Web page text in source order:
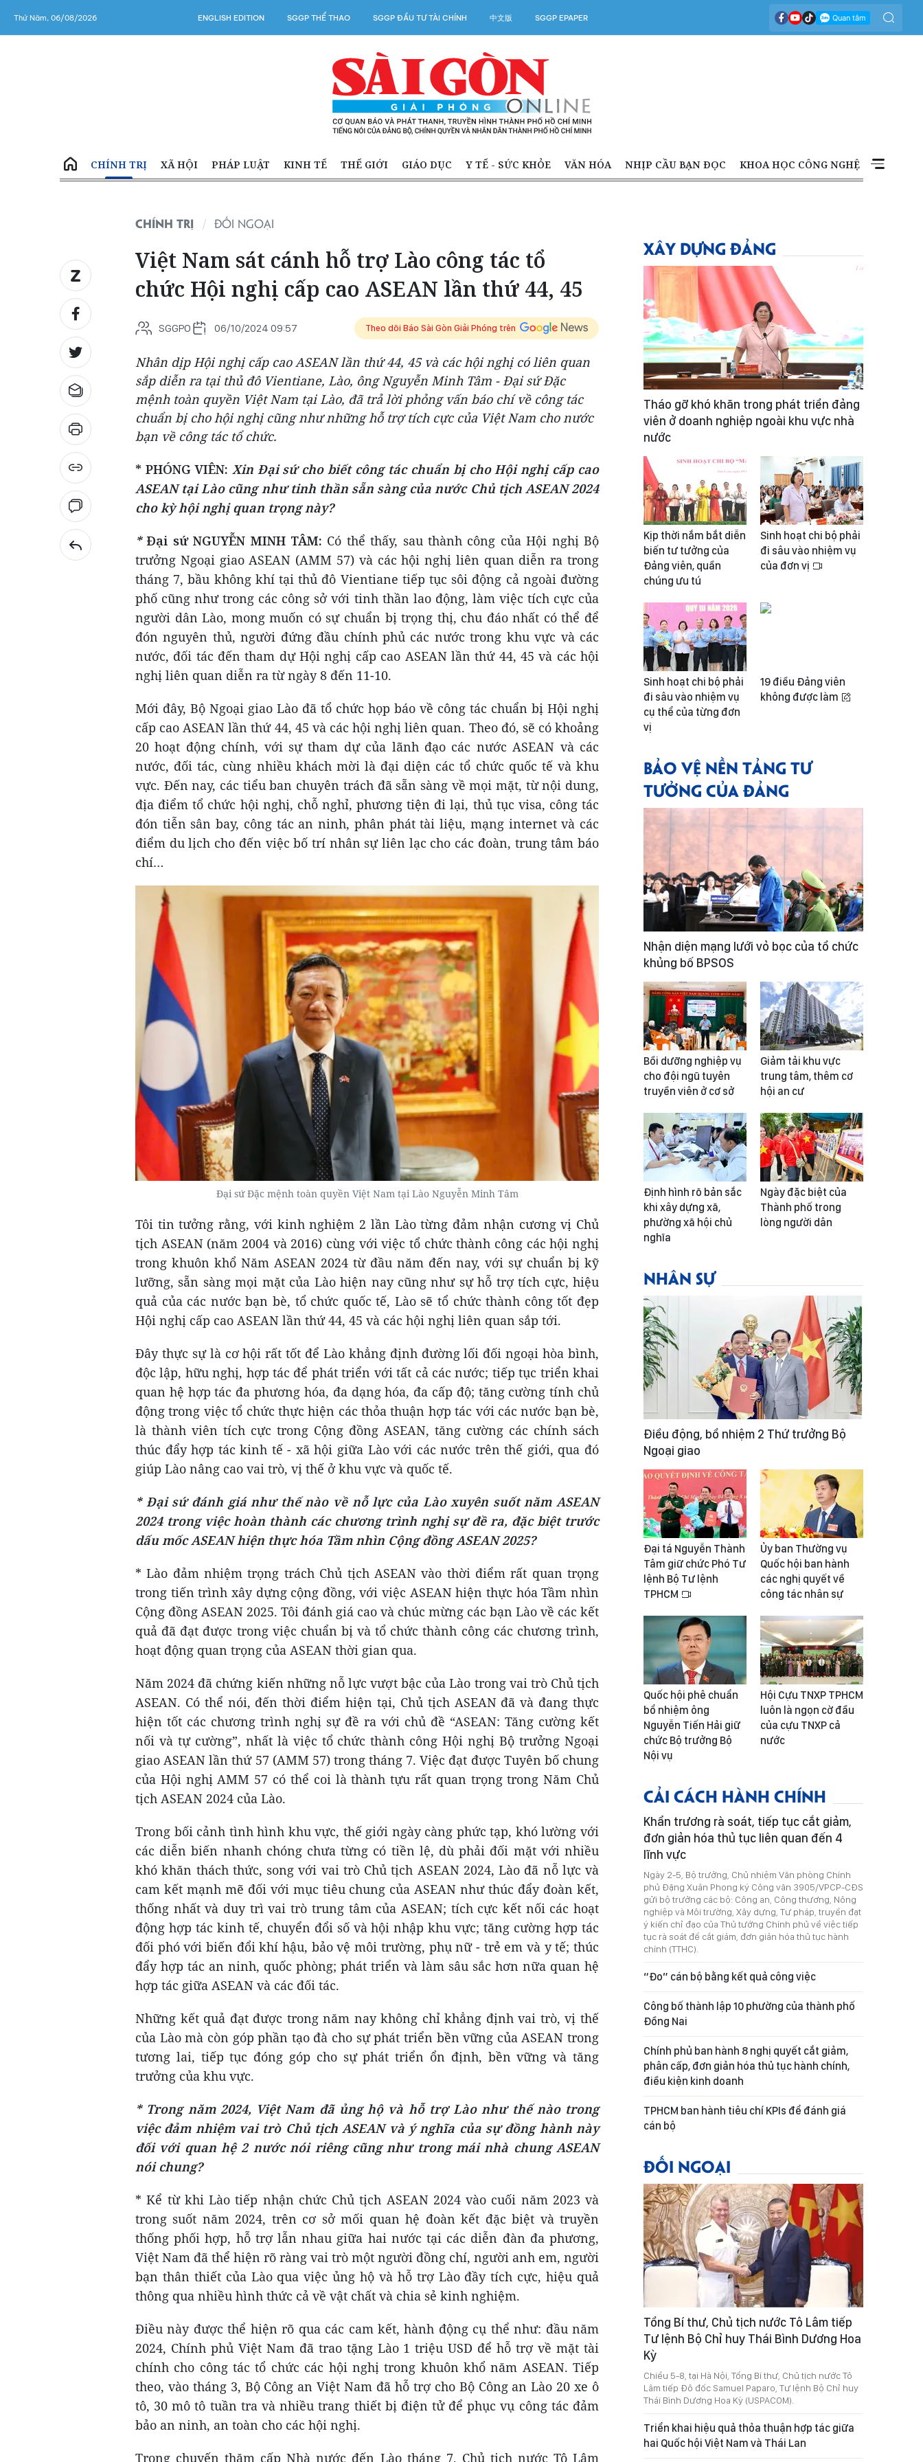
Thứ Năm, 06/08/2026 ENGLISH EDITION SGGP THỂ THAO SGGP ĐẦU TƯ TÀI CHÍNH 中文版 SGGP EPAPER
CHÍNH TRỊ XÃ HỘI PHÁP LUẬT KINH TẾ THẾ GIỚI GIÁO DỤC Y TẾ - SỨC KHỎE VĂN HÓA NHỊP CẦU BẠN ĐỌC KHOA HỌC CÔNG NGHỆ
CHÍNH TRỊ ĐỐI NGOẠI
Việt Nam sát cánh hỗ trợ Lào công tác tổ
chức Hội nghị cấp cao ASEAN lần thứ 44, 45
SGGPO 06/10/2024 09:57 Theo dõi Báo Sài Gòn Giải Phóng trên
Nhân dịp Hội nghị cấp cao ASEAN lần thứ 44, 45 và các hội nghị có liên quan
sắp diễn ra tại thủ đô Vientiane, Lào, ông Nguyễn Minh Tâm - Đại sứ Đặc
mệnh toàn quyền Việt Nam tại Lào, đã trả lời phỏng vấn báo chí về công tác
chuẩn bị cho hội nghị cũng như những hỗ trợ tích cực của Việt Nam cho nước
bạn về công tác tổ chức.
* PHÓNG VIÊN: Xin Đại sứ cho biết công tác chuẩn bị cho Hội nghị cấp cao
ASEAN tại Lào cũng như tinh thần sẵn sàng của nước Chủ tịch ASEAN 2024
cho kỳ hội nghị quan trọng này?
*Đại sứ NGUYỄN MINH TÂM: Có thể thấy, sau thành công của Hội nghị Bộ
trưởng Ngoại giao ASEAN (AMM 57) và các hội nghị liên quan diễn ra trong
tháng 7, bầu không khí tại thủ đô Vientiane tiếp tục sôi động cả ngoài đường
phố cũng như trong các công sở với tinh thần lao động, làm việc tích cực của
người dân Lào, mong muốn có sự chuẩn bị trọng thị, chu đáo nhất có thể để
đón nguyên thủ, người đứng đầu chính phủ các nước trong khu vực và các
nước, đối tác đến tham dự Hội nghị cấp cao ASEAN lần thứ 44, 45 và các hội
nghị liên quan diễn ra từ ngày 8 đến 11-10.
Mới đây, Bộ Ngoại giao Lào đã tổ chức họp báo về công tác chuẩn bị Hội nghị
cấp cao ASEAN lần thứ 44, 45 và các hội nghị liên quan. Theo đó, sẽ có khoảng
20 hoạt động chính, với sự tham dự của lãnh đạo các nước ASEAN và các
nước, đối tác, cùng nhiều khách mời là đại diện các tổ chức quốc tế và khu
vực. Đến nay, các tiểu ban chuyên trách đã sẵn sàng về mọi mặt, từ nội dung,
địa điểm tổ chức hội nghị, chỗ nghỉ, phương tiện đi lại, thủ tục visa, công tác
đón tiễn sân bay, công tác an ninh, phân phát tài liệu, mạng internet và các
điểm du lịch cho đến việc bố trí nhân sự liên lạc cho các đoàn, trung tâm báo
chí…
Đại sứ Đặc mệnh toàn quyền Việt Nam tại Lào Nguyễn Minh Tâm
Tôi tin tưởng rằng, với kinh nghiệm 2 lần Lào từng đảm nhận cương vị Chủ
tịch ASEAN (năm 2004 và 2016) cùng với việc tổ chức thành công các hội nghị
trong khuôn khổ Năm ASEAN 2024 từ đầu năm đến nay, với sự chuẩn bị kỹ
lưỡng, sẵn sàng mọi mặt của Lào hiện nay cũng như sự hỗ trợ tích cực, hiệu
quả của các nước bạn bè, tổ chức quốc tế, Lào sẽ tổ chức thành công tốt đẹp
Hội nghị cấp cao ASEAN lần thứ 44, 45 và các hội nghị liên quan sắp tới.
Đây thực sự là cơ hội rất tốt để Lào khẳng định đường lối đối ngoại hòa bình,
độc lập, hữu nghị, hợp tác để phát triển với tất cả các nước; tiếp tục triển khai
quan hệ hợp tác đa phương hóa, đa dạng hóa, đa cấp độ; tăng cường tính chủ
động trong việc tổ chức thực hiện các thỏa thuận hợp tác với các nước bạn bè,
là thành viên tích cực trong Cộng đồng ASEAN, tăng cường các chính sách
thúc đẩy hợp tác kinh tế - xã hội giữa Lào với các nước trên thế giới, qua đó
giúp Lào nâng cao vai trò, vị thế ở khu vực và quốc tế.
* Đại sứ đánh giá như thế nào về nỗ lực của Lào xuyên suốt năm ASEAN
2024 trong việc hoàn thành các chương trình nghị sự đề ra, đặc biệt trước
dấu mốc ASEAN hiện thực hóa Tầm nhìn Cộng đồng ASEAN 2025?
* Lào đảm nhiệm trọng trách Chủ tịch ASEAN vào thời điểm rất quan trọng
trong tiến trình xây dựng cộng đồng, với việc ASEAN hiện thực hóa Tầm nhìn
Cộng đồng ASEAN 2025. Tôi đánh giá cao và chúc mừng các bạn Lào về các kết
quả đã đạt được trong việc chuẩn bị và tổ chức thành công các chương trình,
hoạt động quan trọng của ASEAN thời gian qua.
Năm 2024 đã chứng kiến những nỗ lực vượt bậc của Lào trong vai trò Chủ tịch
ASEAN. Có thể nói, đến thời điểm hiện tại, Chủ tịch ASEAN đã và đang thực
hiện tốt các chương trình nghị sự đề ra với chủ đề “ASEAN: Tăng cường kết
nối và tự cường”, nhất là việc tổ chức thành công Hội nghị Bộ trưởng Ngoại
giao ASEAN lần thứ 57 (AMM 57) trong tháng 7. Việc đạt được Tuyên bố chung
của Hội nghị AMM 57 có thể coi là thành tựu rất quan trọng trong Năm Chủ
tịch ASEAN 2024 của Lào.
Trong bối cảnh tình hình khu vực, thế giới ngày càng phức tạp, khó lường với
các diễn biến nhanh chóng chưa từng có tiền lệ, dù phải đối mặt với nhiều
khó khăn thách thức, song với vai trò Chủ tịch ASEAN 2024, Lào đã nỗ lực và
cam kết mạnh mẽ đối với mục tiêu chung của ASEAN như thúc đẩy đoàn kết,
thống nhất và duy trì vai trò trung tâm của ASEAN; tích cực kết nối các hoạt
động hợp tác kinh tế, chuyển đổi số và hội nhập khu vực; tăng cường hợp tác
đối phó với biến đổi khí hậu, bảo vệ môi trường, phụ nữ - trẻ em và y tế; thúc
đẩy hợp tác an ninh, quốc phòng; phát triển và làm sâu sắc hơn nữa quan hệ
hợp tác giữa ASEAN và các đối tác.
Những kết quả đạt được trong năm nay không chỉ khẳng định vai trò, vị thế
của Lào mà còn góp phần tạo đà cho sự phát triển bền vững của ASEAN trong
tương lai, tiếp tục đóng góp cho sự phát triển ổn định, bền vững và tăng
trưởng của khu vực.
* Trong năm 2024, Việt Nam đã ủng hộ và hỗ trợ Lào như thế nào trong
việc đảm nhiệm vai trò Chủ tịch ASEAN và ý nghĩa của sự đồng hành này
đối với quan hệ 2 nước nói riêng cũng như trong mái nhà chung ASEAN
nói chung?
* Kể từ khi Lào tiếp nhận chức Chủ tịch ASEAN 2024 vào cuối năm 2023 và
trong suốt năm 2024, trên cơ sở mối quan hệ đoàn kết đặc biệt và truyền
thống phối hợp, hỗ trợ lẫn nhau giữa hai nước tại các diễn đàn đa phương,
Việt Nam đã thể hiện rõ ràng vai trò một người đồng chí, người anh em, người
bạn thân thiết của Lào qua việc ủng hộ và hỗ trợ Lào đầy tích cực, hiệu quả
thông qua nhiều hình thức cả về vật chất và chia sẻ kinh nghiệm.
Điều này được thể hiện rõ qua các cam kết, hành động cụ thể như: đầu năm
2024, Chính phủ Việt Nam đã trao tặng Lào 1 triệu USD để hỗ trợ về mặt tài
chính cho công tác tổ chức các hội nghị trong khuôn khổ năm ASEAN. Tiếp
theo, vào tháng 3, Bộ Công an Việt Nam đã hỗ trợ cho Bộ Công an Lào 20 xe ô
tô, 30 mô tô tuần tra và nhiều trang thiết bị điện tử để phục vụ công tác đảm
bảo an ninh, an toàn cho các hội nghị.
Trong chuyến thăm cấp Nhà nước đến Lào tháng 7, Chủ tịch nước Tô Lâm
XÂY DỰNG ĐẢNG
Tháo gỡ khó khăn trong phát triển đảng
viên ở doanh nghiệp ngoài khu vực nhà
nước
Kịp thời nắm bắt diễn
biến tư tưởng của
Đảng viên, quần
chúng ưu tú
Sinh hoạt chi bộ phải
đi sâu vào nhiệm vụ
của đơn vị
Sinh hoạt chi bộ phải
đi sâu vào nhiệm vụ
cụ thể của từng đơn
vị
19 điều Đảng viên
không được làm
BẢO VỆ NỀN TẢNG TƯ
TƯỞNG CỦA ĐẢNG
Nhận diện mạng lưới vỏ bọc của tổ chức
khủng bố BPSOS
Bồi dưỡng nghiệp vụ
cho đội ngũ tuyên
truyền viên ở cơ sở
Giảm tải khu vực
trung tâm, thêm cơ
hội an cư
Định hình rõ bản sắc
khi xây dựng xã,
phường xã hội chủ
nghĩa
Ngày đặc biệt của
Thành phố trong
lòng người dân
NHÂN SỰ
Điều động, bổ nhiệm 2 Thứ trưởng Bộ
Ngoại giao
Đại tá Nguyễn Thành
Tâm giữ chức Phó Tư
lệnh Bộ Tư lệnh
TPHCM
Ủy ban Thường vụ
Quốc hội ban hành
các nghị quyết về
công tác nhân sự
Quốc hội phê chuẩn
bổ nhiệm ông
Nguyễn Tiến Hải giữ
chức Bộ trưởng Bộ
Nội vụ
Hội Cựu TNXP TPHCM
luôn là ngọn cờ đầu
của cựu TNXP cả
nước
CẢI CÁCH HÀNH CHÍNH
Khẩn trương rà soát, tiếp tục cắt giảm,
đơn giản hóa thủ tục liên quan đến 4
lĩnh vực
Ngày 2-5, Bộ trưởng, Chủ nhiệm Văn phòng Chính
phủ Đặng Xuân Phong ký Công văn 3905/VPCP-CĐS
gửi bộ trưởng các bộ: Công an, Công thương, Nông
nghiệp và Môi trường, Xây dựng, Tư pháp, truyền đạt
ý kiến chỉ đạo của Thủ tướng Chính phủ về việc tiếp
tục rà soát để cắt giảm, đơn giản hóa thủ tục hành
chính (TTHC).
“Đo” cán bộ bằng kết quả công việc
Công bố thành lập 10 phường của thành phố
Đồng Nai
Chính phủ ban hành 8 nghị quyết cắt giảm,
phân cấp, đơn giản hóa thủ tục hành chính,
điều kiện kinh doanh
TPHCM ban hành tiêu chí KPIs để đánh giá
cán bộ
ĐỐI NGOẠI
Tổng Bí thư, Chủ tịch nước Tô Lâm tiếp
Tư lệnh Bộ Chỉ huy Thái Bình Dương Hoa
Kỳ
Chiều 5-8, tại Hà Nội, Tổng Bí thư, Chủ tịch nước Tô
Lâm tiếp Đô đốc Samuel Paparo, Tư lệnh Bộ Chỉ huy
Thái Bình Dương Hoa Kỳ (USPACOM).
Triển khai hiệu quả thỏa thuận hợp tác giữa
hai Quốc hội Việt Nam và Thái Lan